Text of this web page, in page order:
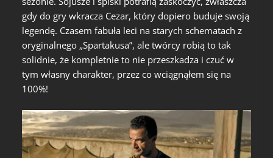
gdy do gry wkracza Cezar, który dopiero buduje swoją
legendę. Czasem fabuła leci na starych schematach z
oryginalnego „Spartakusa”, ale twórcy robią to tak
solidnie, że kompletnie to nie przeszkadza i czuć w
tym własny charakter, przez co wciągnąłem się na
100%!